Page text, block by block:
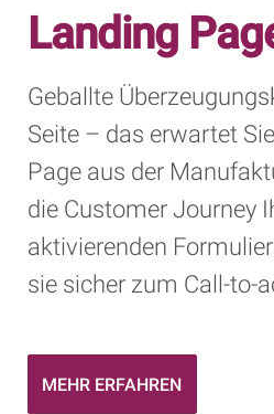
Landing
Geballte
Seite – das erwartet
Page aus der
die Customer Journey
aktivierenden
sie sicher zum Call-to-
MEHR ERFAHREN